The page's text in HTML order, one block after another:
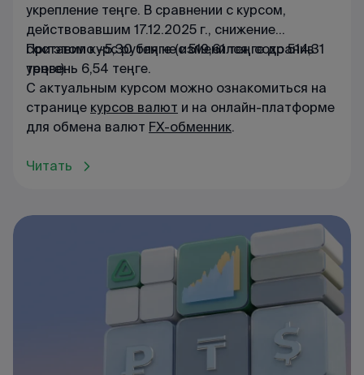
укрепление теңге. В сравнении с курсом,
действовавшим 17.12.2025 г., снижение
составило –5,30 теңге (с 519,61 теңге до 514,31
теңге).
При этом курс рубля не изменился, сохранив
уровень 6,54 теңге.
С актуальным курсом можно ознакомиться на
странице курсов валют и на онлайн-платформе
для обмена валют FX-обменник.
Читать